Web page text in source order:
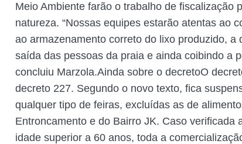
Meio Ambiente farão o trabalho de fiscalização
natureza. “Nossas equipes estarão atentas ao
ao armazenamento correto do lixo produzido, a
saída das pessoas da praia e ainda coibindo a
concluiu Marzola.Ainda sobre o decretoO
decreto 227. Segundo o novo texto, fica
qualquer tipo de feiras, excluídas as de
Entroncamento e do Bairro JK. Caso verificada
idade superior a 60 anos, toda a